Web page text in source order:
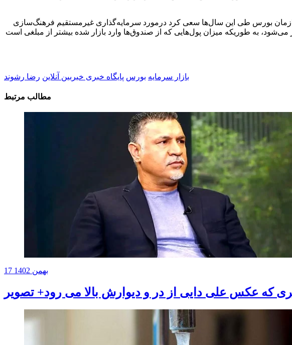
بورس طی این سال‌ها سعی کرد درمورد سرمایه‌گذاری غیرمستقیم فرهنگ‌سازی
می‌شود، به طوریکه میزان پول‌هایی که از صندوق‌ها وارد بازار شده بیشتر از مبلغی است
بازار سرمایه بورس پایگاه خبری خبربین آنلاین رضا رشوند
مطالب مرتبط
17 بهمن 1402
که عکس علی دایی از در و دیوارش بالا می رود+ تصویر